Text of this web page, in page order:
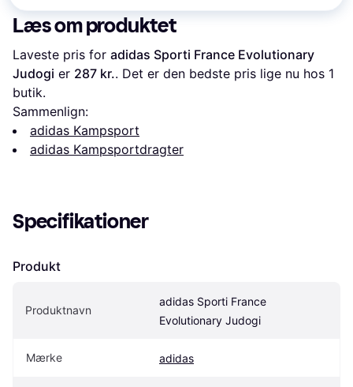
Læs om produktet
Laveste pris for adidas Sporti France Evolutionary
Judogi er 287 kr.. Det er den bedste pris lige nu hos 1
butik.
Sammenlign:
adidas Kampsport
adidas Kampsportdragter
Specifikationer
Produkt
Produktnavn
adidas Sporti France
Evolutionary Judogi
Mærke adidas